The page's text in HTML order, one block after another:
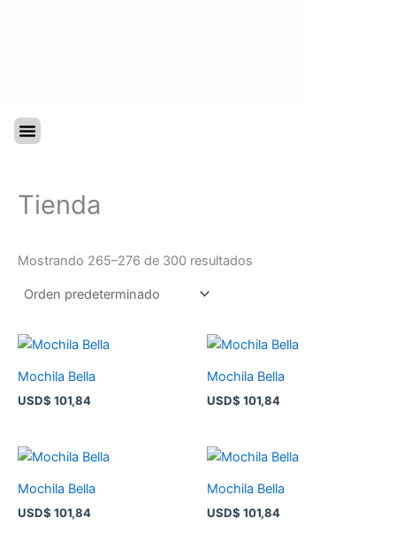
Menu
Tienda
Mostrando 265–276 de 300 resultados
Mochila Bella
USD$ 101,84
Mochila Bella
USD$ 101,84
Mochila Bella
USD$ 101,84
Mochila Bella
USD$ 101,84